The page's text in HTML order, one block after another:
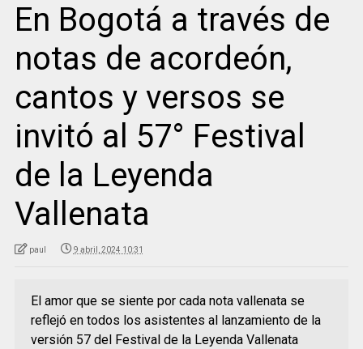
En Bogotá a través de
notas de acordeón,
cantos y versos se
invitó al 57° Festival
de la Leyenda
Vallenata
paul 9 abril, 2024 10:31
El amor que se siente por cada nota vallenata se
reflejó en todos los asistentes al lanzamiento de la
versión 57 del Festival de la Leyenda Vallenata